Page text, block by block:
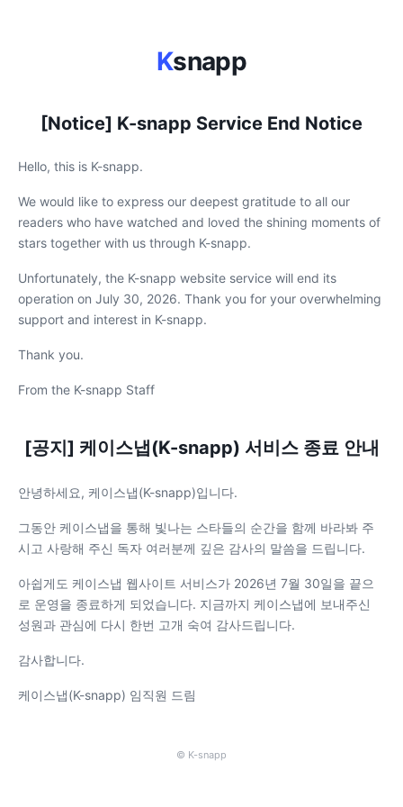
Ksnapp
[Notice] K-snapp Service End Notice
Hello, this is K-snapp.
We would like to express our deepest gratitude to all our
readers who have watched and loved the shining moments of
stars together with us through K-snapp.
Unfortunately, the K-snapp website service will end its
operation on July 30, 2026. Thank you for your overwhelming
support and interest in K-snapp.
Thank you.
From the K-snapp Staff
[공지] 케이스냅(K-snapp) 서비스 종료 안내
안녕하세요, 케이스냅(K-snapp)입니다.
그동안 케이스냅을 통해 빛나는 스타들의 순간을 함께 바라봐 주
시고 사랑해 주신 독자 여러분께 깊은 감사의 말씀을 드립니다.
아쉽게도 케이스냅 웹사이트 서비스가 2026년 7월 30일을 끝으
로 운영을 종료하게 되었습니다. 지금까지 케이스냅에 보내주신
성원과 관심에 다시 한번 고개 숙여 감사드립니다.
감사합니다.
케이스냅(K-snapp) 임직원 드림
© K-snapp